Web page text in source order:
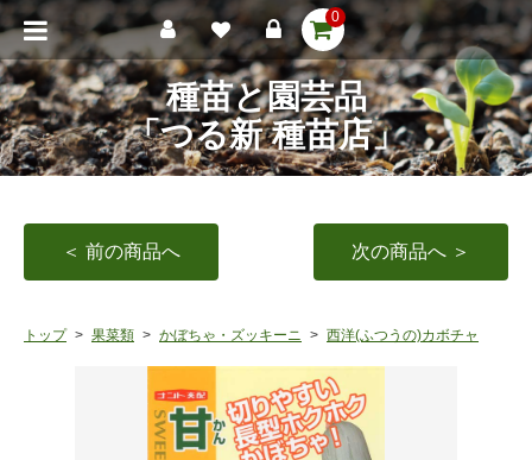
0
種苗と園芸品
「つる新 種苗店」
＜ 前の商品へ 次の商品へ ＞
トップ 果菜類 かぼちゃ・ズッキーニ 西洋(ふつうの)カボチャ